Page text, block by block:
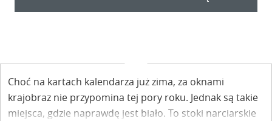
Choć na kartach kalendarza już zima, za oknami
krajobraz nie przypomina tej pory roku. Jednak są takie
miejsca, gdzie naprawdę jest biało. To stoki narciarskie